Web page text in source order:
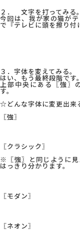
お問い合わせ
２． 文字を打ってみる。
今回は、我が家の猫が
で『テレビに頭を擦り付
３．字体を変えてみる。
はい、もう最終段階です。
上部中央にある〖強〗
す。
☆どんな字体に変更出来
〖強〗
〖クラシック〗
※〖強〗と同じように
はっきり分かります。
〖モダン〗
〖ネオン〗